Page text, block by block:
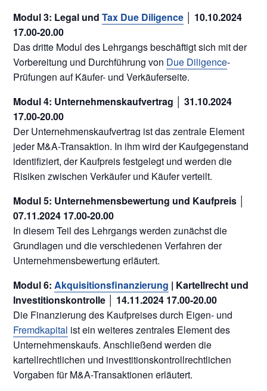
Modul 3: Legal undTax Due Diligence │ 10.10.2024
17.00-20.00
Das dritte Modul des Lehrgangs beschäftigt sich mit der
Vorbereitung und Durchführung von Due Diligence-
Prüfungen auf Käufer- und Verkäuferseite.
Modul 4: Unternehmenskaufvertrag │ 31.10.2024
17.00-20.00
Der Unternehmenskaufvertrag ist das zentrale Element
jeder M&A-Transaktion. In ihm wird der Kaufgegenstand
identifiziert, der Kaufpreis festgelegt und werden die
Risiken zwischen Verkäufer und Käufer verteilt.
Modul 5: Unternehmensbewertung und Kaufpreis │
07.11.2024 17.00-20.00
In diesem Teil des Lehrgangs werden zunächst die
Grundlagen und die verschiedenen Verfahren der
Unternehmensbewertung erläutert.
Modul 6:Akquisitionsfinanzierung | Kartellrecht und
Investitionskontrolle │ 14.11.2024 17.00-20.00
Die Finanzierung des Kaufpreises durch Eigen- und
Fremdkapital ist ein weiteres zentrales Element des
Unternehmenskaufs. Anschließend werden die
kartellrechtlichen und investitionskontrollrechtlichen
Vorgaben für M&A-Transaktionen erläutert.